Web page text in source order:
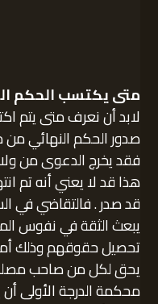
متى يكتسب الحكم
لابد أن نعرف متى يتم
صدور الحكم النهائي من
فقد يخرج الدعوى من
هذا قد لا يعني أنه تم
قد صدر . فالتقاضي في
يبعث الثقة في نفوس
تحصيل حقوقهم وذلك
يحق لكل من صاحب
محكمة الدرجة الأولى